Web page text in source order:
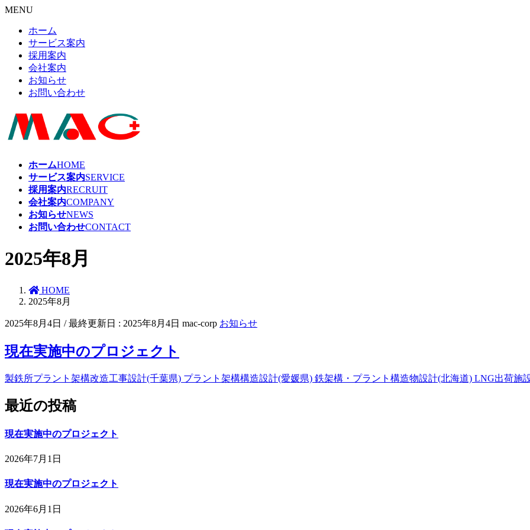
MENU
ホーム
サービス案内
採用案内
会社案内
お知らせ
お問い合わせ
ホームHOME
サービス案内SERVICE
採用案内RECRUIT
会社案内COMPANY
お知らせNEWS
お問い合わせCONTACT
2025年8月
HOME
2025年8月
2025年8月4日 / 最終更新日 : 2025年8月4日 mac-corp お知らせ
現在実施中のプロジェクト
製鉄所プラント架構改造工事設計(千葉県) プラント架構構造設計(愛媛県) 鉄架構・プラント構造物設計(北海道) LNG出荷施
最近の投稿
現在実施中のプロジェクト
2026年7月1日
現在実施中のプロジェクト
2026年6月1日